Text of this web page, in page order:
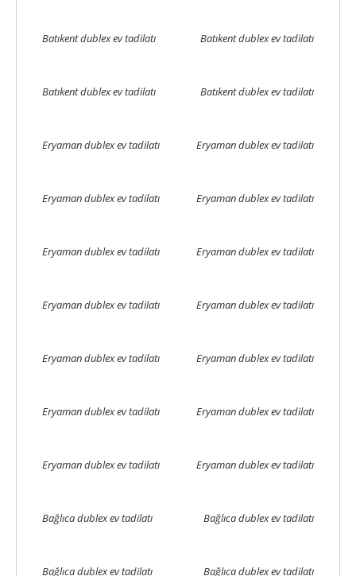
Batıkent dublex ev tadilatı Batıkent dublex ev tadilatı
Batıkent dublex ev tadilatı Batıkent dublex ev tadilatı
Eryaman dublex ev tadilatı Eryaman dublex ev tadilatı
Eryaman dublex ev tadilatı Eryaman dublex ev tadilatı
Eryaman dublex ev tadilatı Eryaman dublex ev tadilatı
Eryaman dublex ev tadilatı Eryaman dublex ev tadilatı
Eryaman dublex ev tadilatı Eryaman dublex ev tadilatı
Eryaman dublex ev tadilatı Eryaman dublex ev tadilatı
Eryaman dublex ev tadilatı Eryaman dublex ev tadilatı
Bağlıca dublex ev tadilatı Bağlıca dublex ev tadilatı
Bağlıca dublex ev tadilatı Bağlıca dublex ev tadilatı